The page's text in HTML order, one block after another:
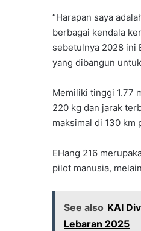
“Harapan saya
berbagai kendala
sebetulnya 2028 ini
yang dibangun
Memiliki tinggi 1.77
220 kg dan jarak
maksimal di 130 km
EHang 216
pilot manusia,
See also KAI
Lebaran 2025